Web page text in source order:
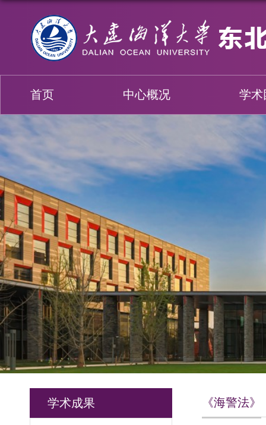
首页 中心概况 学术
学术成果 《海警法》